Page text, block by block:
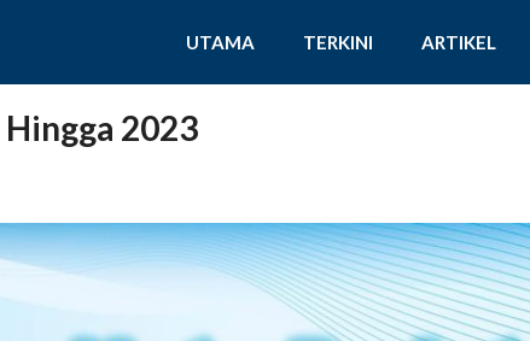
UTAMA TERKINI ARTIKEL
Hingga 2023